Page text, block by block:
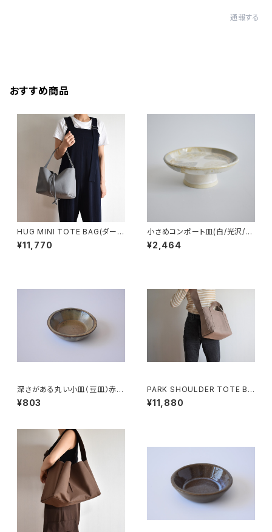
通報する
おすすめ商品
HUG MINI TOTE BAG(ダーク
グレー)
¥11,770
小さめコンポート皿(白/光沢/グ
レー/ベージュ)
¥2,464
深さがある丸い小皿（豆皿）赤土
×白鼠結晶釉
¥803
PARK SHOULDER TOTE BA
G (マットブラウン)
¥11,880